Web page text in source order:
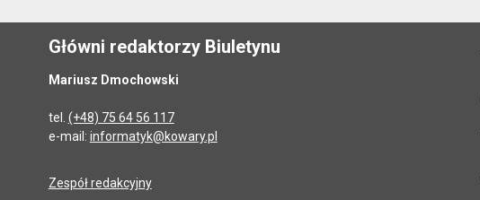
Główni redaktorzy Biuletynu
Mariusz Dmochowski
tel. (+48) 75 64 56 117
e-mail: informatyk@kowary.pl
Zespół redakcyjny